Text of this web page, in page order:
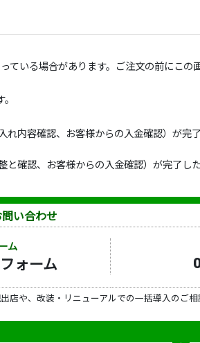
いる場合があります。ご注文の前にこの
内容確認、お客様からの入金確認）が完
確認、お客様からの入金確認）が完了し
い合わせ
ム
ォーム
や、改装・リニューアルでの一括導入のご